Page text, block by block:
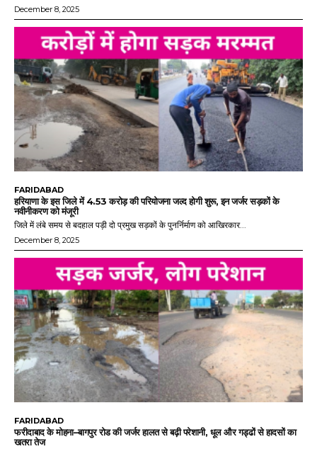
December 8, 2025
FARIDABAD
हरियाणा के इस जिले में 4.53 करोड़ की परियोजना जल्द होगी शुरू, इन जर्जर सड़कों के
नवीनीकरण को मंजूरी
जिले में लंबे समय से बदहाल पड़ी दो प्रमुख सड़कों के पुनर्निर्माण को आखिरकार...
December 8, 2025
FARIDABAD
फरीदाबाद के मोहना–बागपुर रोड की जर्जर हालत से बढ़ी परेशानी, धूल और गड्ढों से हादसों का
खतरा तेज